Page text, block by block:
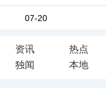
07-20
资讯
热点
独闻 本地